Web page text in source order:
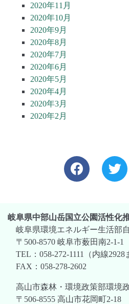
2020年11月
2020年10月
2020年9月
2020年8月
2020年7月
2020年6月
2020年5月
2020年4月
2020年3月
2020年2月
岐阜県中部山岳国立公園活性化
岐阜県環境エネルギー生活部
〒500-8570 岐阜市薮田南2-1-1
TEL：058-272-1111（内線2928
FAX：058-278-2602
高山市森林・環境政策部環境
〒506-8555 高山市花岡町2-18